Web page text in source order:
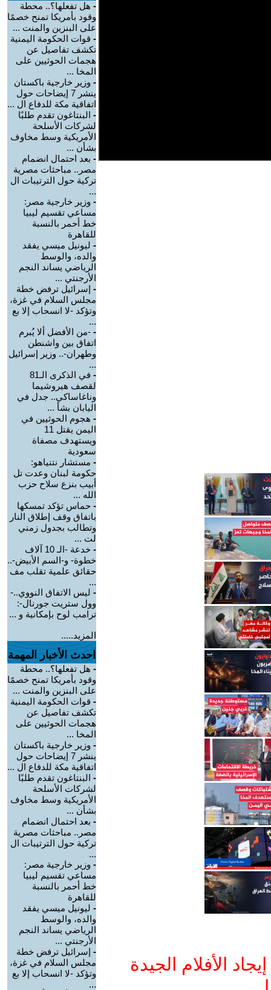
الأفلام الجيدة
- هل تفعلها؟.. محطة
وقود بأمريكا تمنح خصمًا
على البنزين والمنت ...
- قوات الحكومة اليمنية
تكشف تفاصيل عن
هجمات الحوثيين على
المخا ...
- وزير خارجية باكستان
ينشر 7 إيضاحات حول
اتفاقية مكة للدفاع ال ...
- البنتاغون تقدم طلبًا
لشركات الأسلحة
الأمريكية وسط مخاوف
بشأن ...
- بعد احتمال انضمام
مصر.. مباحثات مصرية
تركية حول الترتيبات ال
...
- وزير خارجية مصر:
مساعي تقسيم ليبيا
خط أحمر بالنسبة
للقاهرة
- ليونيل ميسي يفقد
والده، والوسط
الرياضي يساند النجم
الأرجنتي ...
- إسرائيل ترفض خطة
مجلس السلام في غزة،
وتؤكد -لا انسحاب إلا بع
...
- -من الأفضل ألا يُبرم
اتفاق بين واشنطن
وطهران-.. وزير إسرائيل
...
-
في الذكرى الـ81
لقصف هيروشيما
وناغاساكي.. جدل في
اليابان بشأ ...
- هجوم الحوثيين في
اليمن يقتل 11
ويستهدف مصفاة
سعودية
- مستشار نتنياهو:
حكومة لبنان وعدت تل
أبيب بنزع سلاح حزب
الله ...
- حماس تؤكد تمسكها
باتفاق وقف إطلاق النار
وتطالب بجدول زمني
لت ...
-
خدعة -الـ 10 آلاف
خطوة- و-السم الأبيض-..
حقائق علمية تقلب مف
...
- ليس الاتفاق النووي..-
وول ستريت جورنال-:
ترامب لوح بإمكانية و ...
المزيد.....
احدث الأخبار المهمة
- هل تفعلها؟.. محطة
وقود بأمريكا تمنح خصمًا
على البنزين والمنت ...
- قوات الحكومة اليمنية
تكشف تفاصيل عن
هجمات الحوثيين على
المخا ...
- وزير خارجية باكستان
ينشر 7 إيضاحات حول
اتفاقية مكة للدفاع ال ...
- البنتاغون تقدم طلبًا
لشركات الأسلحة
الأمريكية وسط مخاوف
بشأن ...
- بعد احتمال انضمام
مصر.. مباحثات مصرية
تركية حول الترتيبات ال
...
- وزير خارجية مصر:
مساعي تقسيم ليبيا
خط أحمر بالنسبة
للقاهرة
- ليونيل ميسي يفقد
والده، والوسط
الرياضي يساند النجم
الأرجنتي ...
- إسرائيل ترفض خطة
مجلس السلام في غزة،
وتؤكد -لا انسحاب إلا بع
...